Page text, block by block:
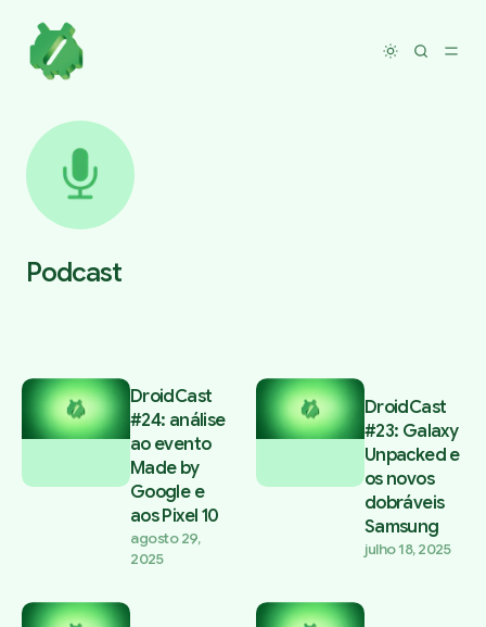
Toggle
Podcast
Posts tagged with Podcast
DroidCast
#24: análise
ao evento
Made by
Google e
aos Pixel 10
agosto 29,
2025
DroidCast
#23: Galaxy
Unpacked e
os novos
dobráveis
Samsung
julho 18, 2025